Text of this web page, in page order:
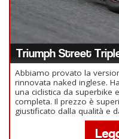
Triumph Street
Abbiamo provato la
rinnovata naked inglese.
una ciclistica da superbike
completa. Il prezzo è
giustificato dalla qualità e